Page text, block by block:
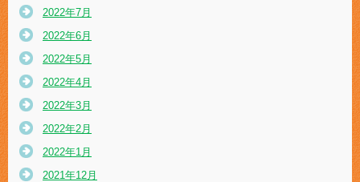
2022年7月
2022年6月
2022年5月
2022年4月
2022年3月
2022年2月
2022年1月
2021年12月